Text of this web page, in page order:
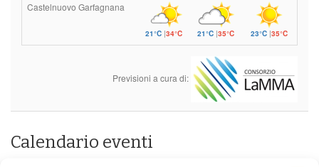
Castelnuovo Garfagnana
21°C|34°C 21°C|35°C 23°C |35°C
Previsioni a cura di:
Calendario eventi